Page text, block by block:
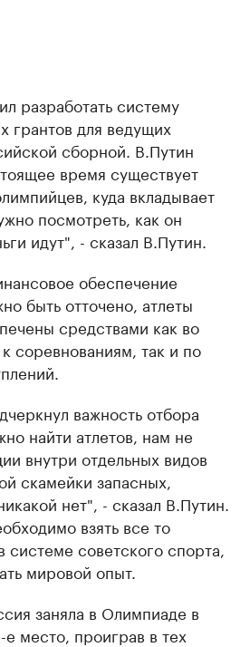
разработать систему
грантов для ведущих
сборной. В.Путин
время существует
куда вкладывает
посмотреть, как он
идут", - сказал В.Путин.
обеспечение
быть отточено, атлеты
средствами как во
соревнованиям, так и по
важность отбора
найти атлетов, нам не
внутри отдельных видов
скамейки запасных,
нет", - сказал В.Путин.
взять все то
системе советского спорта,
мировой опыт.
заняла в Олимпиаде в
е место, проиграв в тех